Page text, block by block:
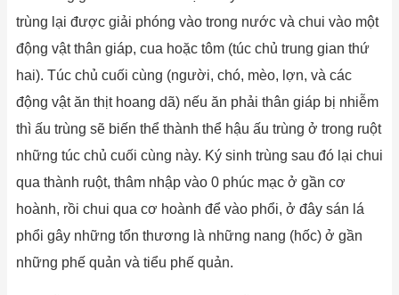
trùng lại được giải phóng vào trong nước và chui vào một
động vật thân giáp, cua hoặc tôm (túc chủ trung gian thứ
hai). Túc chủ cuối cùng (người, chó, mèo, lợn, và các
động vật ăn thịt hoang dã) nếu ăn phải thân giáp bị nhiễm
thì ấu trùng sẽ biến thể thành thể hậu ấu trùng ở trong ruột
những túc chủ cuối cùng này. Ký sinh trùng sau đó lại chui
qua thành ruột, thâm nhập vào 0 phúc mạc ở gần cơ
hoành, rồi chui qua cơ hoành để vào phổi, ở đây sán lá
phổi gây những tổn thương là những nang (hốc) ở gần
những phế quản và tiểu phế quản.